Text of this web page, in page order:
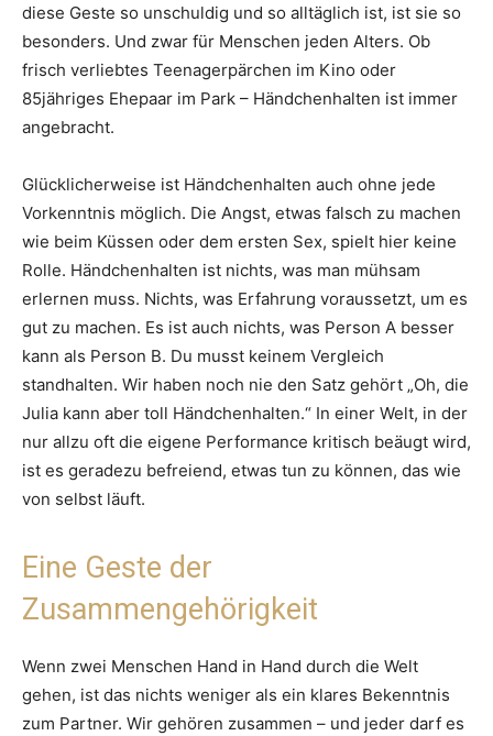
diese Geste so unschuldig und so alltäglich ist, ist sie so
besonders. Und zwar für Menschen jeden Alters. Ob
frisch verliebtes Teenagerpärchen im Kino oder
85jähriges Ehepaar im Park – Händchenhalten ist immer
angebracht.
Glücklicherweise ist Händchenhalten auch ohne jede
Vorkenntnis möglich. Die Angst, etwas falsch zu machen
wie beim Küssen oder dem ersten Sex, spielt hier keine
Rolle. Händchenhalten ist nichts, was man mühsam
erlernen muss. Nichts, was Erfahrung voraussetzt, um es
gut zu machen. Es ist auch nichts, was Person A besser
kann als Person B. Du musst keinem Vergleich
standhalten. Wir haben noch nie den Satz gehört „Oh, die
Julia kann aber toll Händchenhalten.“ In einer Welt, in der
nur allzu oft die eigene Performance kritisch beäugt wird,
ist es geradezu befreiend, etwas tun zu können, das wie
von selbst läuft.
Eine Geste der
Zusammengehörigkeit
Wenn zwei Menschen Hand in Hand durch die Welt
gehen, ist das nichts weniger als ein klares Bekenntnis
zum Partner. Wir gehören zusammen – und jeder darf es